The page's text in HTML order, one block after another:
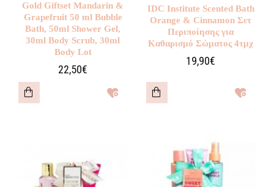
Gold Giftset Mandarin &
Grapefruit 50 ml Bubble
Bath, 50ml Shower Gel,
30ml Body Scrub, 30ml
Body Lot
22,50€
IDC Institute Scented Bath
Orange & Cinnamon Σετ
Περιποίησης για
Καθαρισμό Σώματος 4τμχ
19,90€